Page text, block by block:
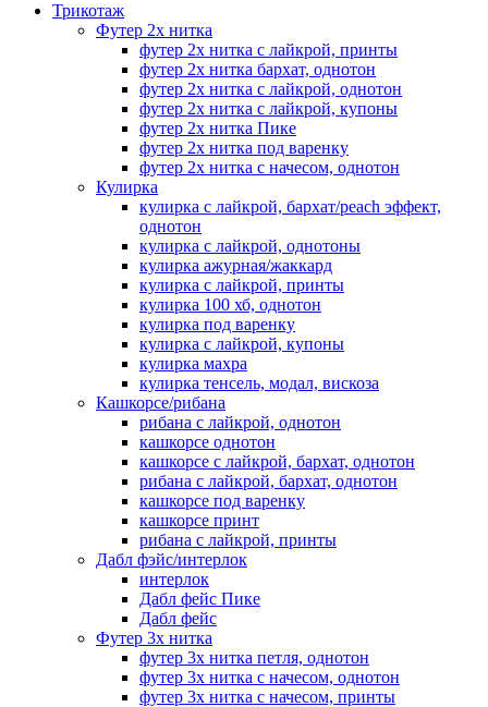
Трикотаж
Футер 2х нитка
футер 2х нитка с лайкрой, принты
футер 2х нитка бархат, однотон
футер 2х нитка с лайкрой, однотон
футер 2х нитка с лайкрой, купоны
футер 2х нитка Пике
футер 2х нитка под варенку
футер 2х нитка с начесом, однотон
Кулирка
кулирка с лайкрой, бархат/peach эффект,
однотон
кулирка с лайкрой, однотоны
кулирка ажурная/жаккард
кулирка с лайкрой, принты
кулирка 100 хб, однотон
кулирка под варенку
кулирка с лайкрой, купоны
кулирка махра
кулирка тенсель, модал, вискоза
Кашкорсе/рибана
рибана с лайкрой, однотон
кашкорсе однотон
кашкорсе с лайкрой, бархат, однотон
рибана с лайкрой, бархат, однотон
кашкорсе под варенку
кашкорсе принт
рибана с лайкрой, принты
Дабл фэйс/интерлок
интерлок
Дабл фейс Пике
Дабл фейс
Футер 3х нитка
футер 3х нитка петля, однотон
футер 3х нитка с начесом, однотон
футер 3х нитка с начесом, принты